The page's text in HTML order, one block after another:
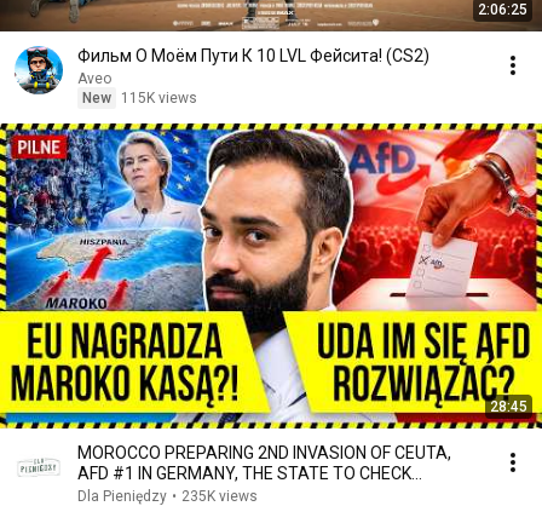
2:06:25
Фильм О Моём Пути К 10 LVL Фейсита! (CS2)
Aveo
New
115K views
28:45
MOROCCO PREPARING 2ND INVASION OF CEUTA,
AFD #1 IN GERMANY, THE STATE TO CHECK
DOCTORS' WALLETS
Dla Pieniędzy • 235K views